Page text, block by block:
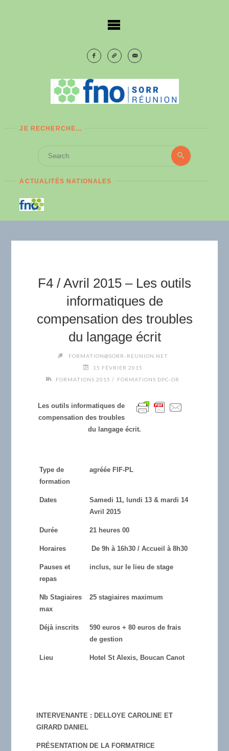
JE RECHERCHE…
Search
Search
ACTUALITÉS NATIONALES
F4 / Avril 2015 – Les outils
informatiques de
compensation des troubles
du langage écrit
FORMATION@SORR-REUNION.NET
15 FÉVRIER 2015
FORMATIONS 2015 / FORMATIONS DPC-OR
Les outils informatiques de
compensation des troubles
du langage écrit.
Type de
formation
agréée FIF-PL
Dates
Samedi 11, lundi 13 & mardi 14
Avril 2015
Durée 21 heures 00
Horaires De 9h à 16h30 / Accueil à 8h30
Pauses et
repas
inclus, sur le lieu de stage
Nb Stagiaires
max
25 stagiaires maximum
Déjà inscrits
590 euros + 80 euros de frais
de gestion
Lieu Hotel St Alexis, Boucan Canot
INTERVENANTE : DELLOYE CAROLINE ET
GIRARD DANIEL
PRÉSENTATION DE LA FORMATRICE